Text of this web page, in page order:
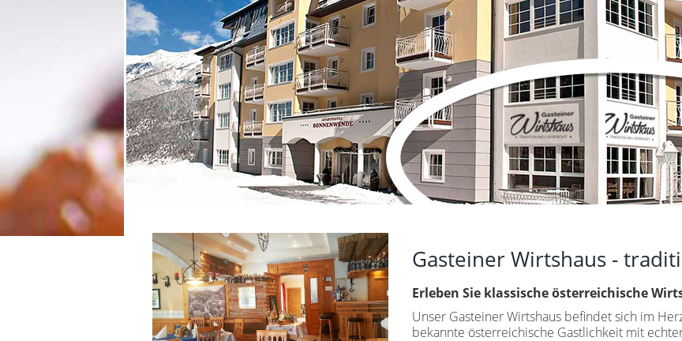
Gasteiner Wirtshaus -
Erleben Sie klassische österreichische
Unser Gasteiner Wirtshaus befindet sich im
bekannte österreichische Gastlichkeit mit